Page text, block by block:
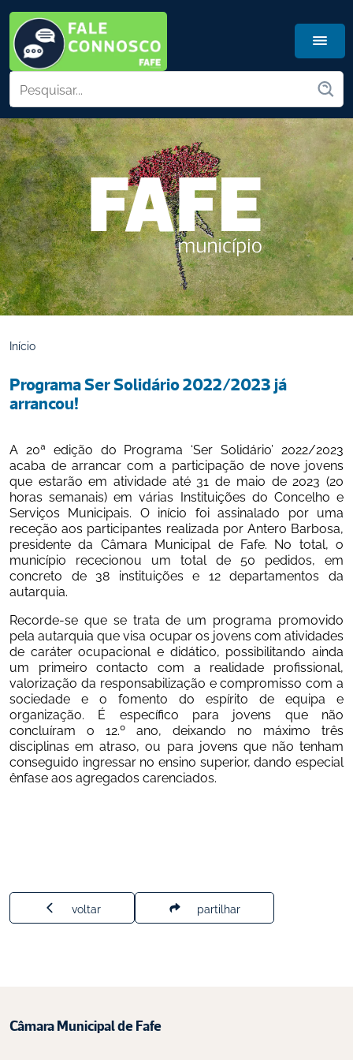
Início
Programa Ser Solidário 2022/2023 já
arrancou!
A 20ª edição do Programa ‘Ser Solidário’ 2022/2023
acaba de arrancar com a participação de nove jovens
que estarão em atividade até 31 de maio de 2023 (20
horas semanais) em várias Instituições do Concelho e
Serviços Municipais. O início foi assinalado por uma
receção aos participantes realizada por Antero Barbosa,
presidente da Câmara Municipal de Fafe. No total, o
município rececionou um total de 50 pedidos, em
concreto de 38 instituições e 12 departamentos da
autarquia.
Recorde-se que se trata de um programa promovido
pela autarquia que visa ocupar os jovens com atividades
de caráter ocupacional e didático, possibilitando ainda
um primeiro contacto com a realidade profissional,
valorização da responsabilização e compromisso com a
sociedade e o fomento do espírito de equipa e
organização. É específico para jovens que não
concluíram o 12.º ano, deixando no máximo três
disciplinas em atraso, ou para jovens que não tenham
conseguido ingressar no ensino superior, dando especial
ênfase aos agregados carenciados.
voltar partilhar
Câmara Municipal de Fafe